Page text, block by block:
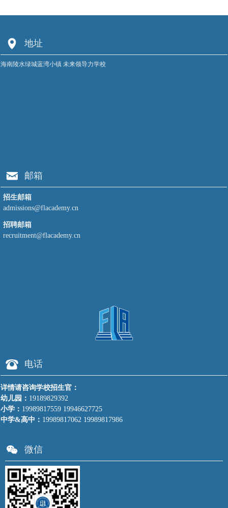
넹 地址
海南陵水绿城蓝湾小镇 未来领导力学校
邮箱
낂
招生邮箱
admissions@flacademy.cn
招聘邮箱
recruitment@flacademy.cn
电话
뀰
详情请咨询学校招生官：
幼儿园： 19189829392
小学： 19989817559 19946627725
中学&高中： 19989817062 19989817986
微信
너